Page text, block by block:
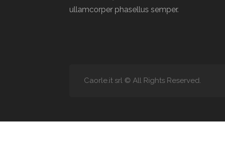
ullamcorper phasellus semper.
Caorle.it srl © All Rights Reserved.